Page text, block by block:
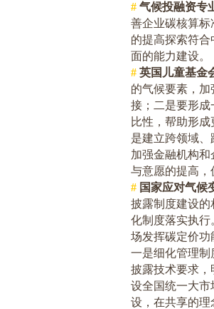
# 气候投融资专
善企业碳核算
的提高探索符
面的能力建设。
# 英国儿童基金
的气候要素，
接；二是要形
比性，帮助形
是建立跨领域
加强金融机构
与意愿的提高，
# 国家应对气候
披露制度建设
化制度落实执
场发挥碳定价功
一是细化管理制
披露技术要求
设全国统一大
设，在共享的